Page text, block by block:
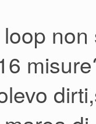
la